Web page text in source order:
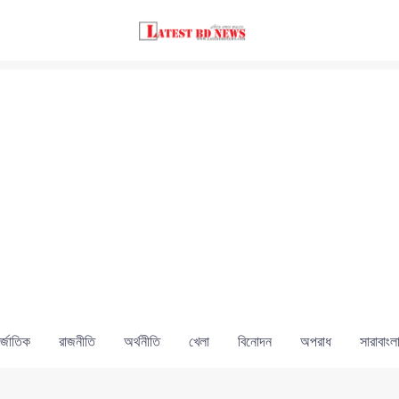
রাজনীতি অর্থনীতি খেলা বিনোদন অপরাধ সারাবাংলা